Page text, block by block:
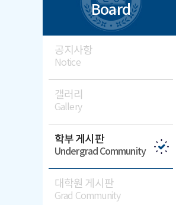
Board
공지사항
Notice
갤러리
Gallery
학부 게시판
Undergrad Community
대학원 게시판
Grad Community